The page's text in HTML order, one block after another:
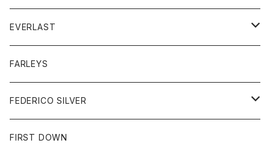
Tシャツ
帽子
トップス
シャツ
セーター
ボトム
ショートパンツ
パンツ
レディース
コート
ニット
EVERLAST
トップス
ジャケット
スエットシャツ
ボトム
スエットパンツ
グッズ
FARLEYS
FEDERICO SILVER
アクセサリー
FIRST DOWN